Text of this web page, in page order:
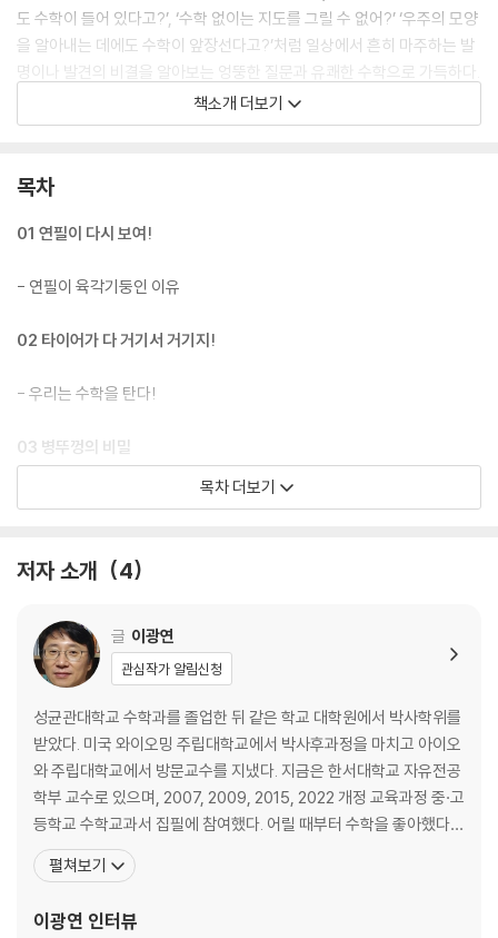
도 수학이 들어 있다고?’, ‘수학 없이는 지도를 그릴 수 없어?’ ‘우주의 모양
을 알아내는 데에도 수학이 앞장선다고?’처럼 일상에서 흔히 마주하는 발
명이나 발견의 비결을 알아보는 엉뚱한 질문과 유쾌한 수학으로 가득하다.
사소하고도 친근한 생활밀착형 궁금증을 발명, 발견과 같은 주제와 함께
살피다 보면 어느 샌가 수학과 친해지며 세상을 수학적으로 이해하게 될
최고의 참견쟁이이자 호기심과 솔직함, 실행력으로 무장한 초등학교 4학
을 가진 수학 덕후 ‘파이쌤’이 그 주인공이다. 열 마디 말보다 내 마음을 더
원리만 쏙쏙 뽑아 쉽고 간결하게 원리를 전달하는 그림과 디자인은 〈황당
거움을 선사할 것이다.
책소개 더보기
목차
01 연필이 다시 보여!
- 연필이 육각기둥인 이유
02 타이어가 다 거기서 거기지!
- 우리는 수학을 탄다!
03 병뚜껑의 비밀
05 스파게티에 필요한 수학 한 스푼!
- 요리는 위대한 발명
06 다음엔 초록불, 그다음엔 좌회전!
- 복잡한 신호등도 수학이 해결사!
07 자율 학습을 15분 일찍 끝내는 방법
- 시계는 수학이 발명했어!
목차 더보기
저자 소개 4
글 이광연
관심작가 알림신청
성균관대학교 수학과를 졸업한 뒤 같은 학교 대학원에서 박사학위를
받았다. 미국 와이오밍 주립대학교에서 박사후과정을 마치고 아이오
와 주립대학교에서 방문교수를 지냈다. 지금은 한서대학교 자유전공
학부 교수로 있으며, 2007, 2009, 2015, 2022 개정 교육과정 중·고
등학교 수학교과서 집필에 참여했다. 어릴 때부터 수학을 좋아했다.
어려운 문제와 씨름하다가 어느 순간 정답을 맞혔을 때 느끼는 쾌감
과 감동 때문에 수학에 빠져 살았다. 수학자로 살면서 세상을 더 재미
게 재미있는 수학을 알려야 한다는 소명을 가지
펼쳐보기
이광연 인터뷰